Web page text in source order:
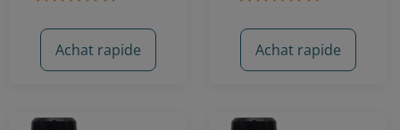
Achat rapide Achat rapide